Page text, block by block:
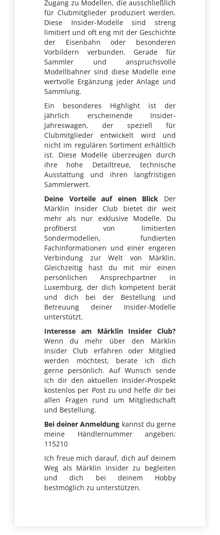
Zugang zu Modellen, die ausschließlich
für Clubmitglieder produziert werden.
Diese Insider-Modelle sind streng
limitiert und oft eng mit der Geschichte
der Eisenbahn oder besonderen
Vorbildern verbunden. Gerade für
Sammler und anspruchsvolle
Modellbahner sind diese Modelle eine
wertvolle Ergänzung jeder Anlage und
Sammlung.
Ein besonderes Highlight ist der
jährlich erscheinende Insider-
Jahreswagen, der speziell für
Clubmitglieder entwickelt wird und
nicht im regulären Sortiment erhältlich
ist. Diese Modelle überzeugen durch
ihre hohe Detailtreue, technische
Ausstattung und ihren langfristigen
Sammlerwert.
Deine Vorteile auf einen Blick Der
Märklin Insider Club bietet dir weit
mehr als nur exklusive Modelle. Du
profitierst von limitierten
Sondermodellen, fundierten
Fachinformationen und einer engeren
Verbindung zur Welt von Märklin.
Gleichzeitig hast du mit mir einen
persönlichen Ansprechpartner in
Luxemburg, der dich kompetent berät
und dich bei der Bestellung und
Betreuung deiner Insider-Modelle
unterstützt.
Interesse am Märklin Insider Club?
Wenn du mehr über den Märklin
Insider Club erfahren oder Mitglied
werden möchtest, berate ich dich
gerne persönlich. Auf Wunsch sende
ich dir den aktuellen Insider-Prospekt
kostenlos per Post zu und helfe dir bei
allen Fragen rund um Mitgliedschaft
und Bestellung.
Bei deiner Anmeldung kannst du gerne
meine Händlernummer angeben:
115210
Ich freue mich darauf, dich auf deinem
Weg als Märklin Insider zu begleiten
und dich bei deinem Hobby
bestmöglich zu unterstützen.